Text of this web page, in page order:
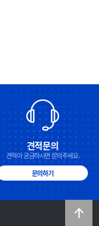
견적문의
견적이 궁금하시면 문의주세요.
문의하기
TOP